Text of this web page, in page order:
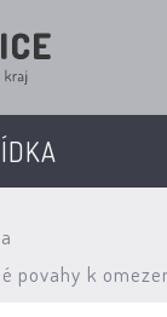
povahy k